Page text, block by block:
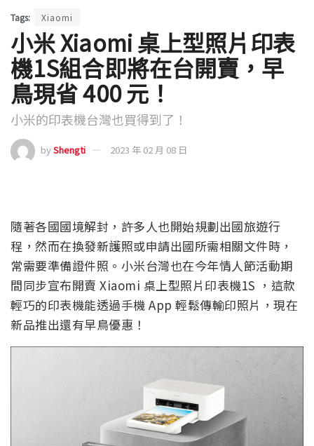
Tags: Xiaomi
小米 Xiaomi 桌上型照片印表
機1S組合即將在台開賣，早
鳥現省 400 元！
小米的印表機台灣也買得到了！
byShengti 2023 年 02 月 08 日
隨著各國國境解封，許多人也開始規劃出國旅遊行
程，然而在換發新護照或申請出國所需相關文件時，
常需要準備證件照。小米台灣也在今年情人節活動期
間同步宣布開賣 Xiaomi 桌上型照片印表機1S ，這款
輕巧的印表機能透過手機 App 輕鬆傳輸印照片，現在
新品推出還有早鳥優惠！